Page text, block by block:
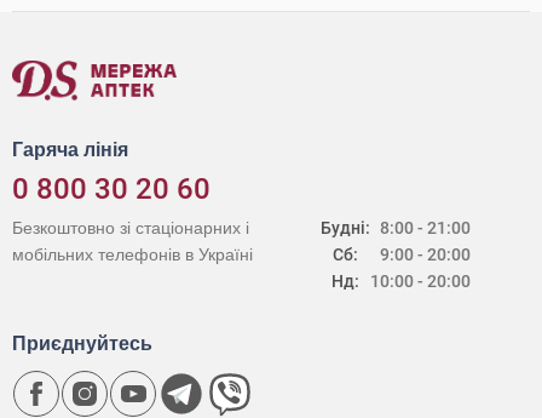
Гаряча лінія
0 800 30 20 60
Будні:
Сб:
Нд:
8:00 - 21:00
9:00 - 20:00
10:00 - 20:00
Безкоштовно зі стаціонарних і
мобільних телефонів в Україні
Приєднуйтесь